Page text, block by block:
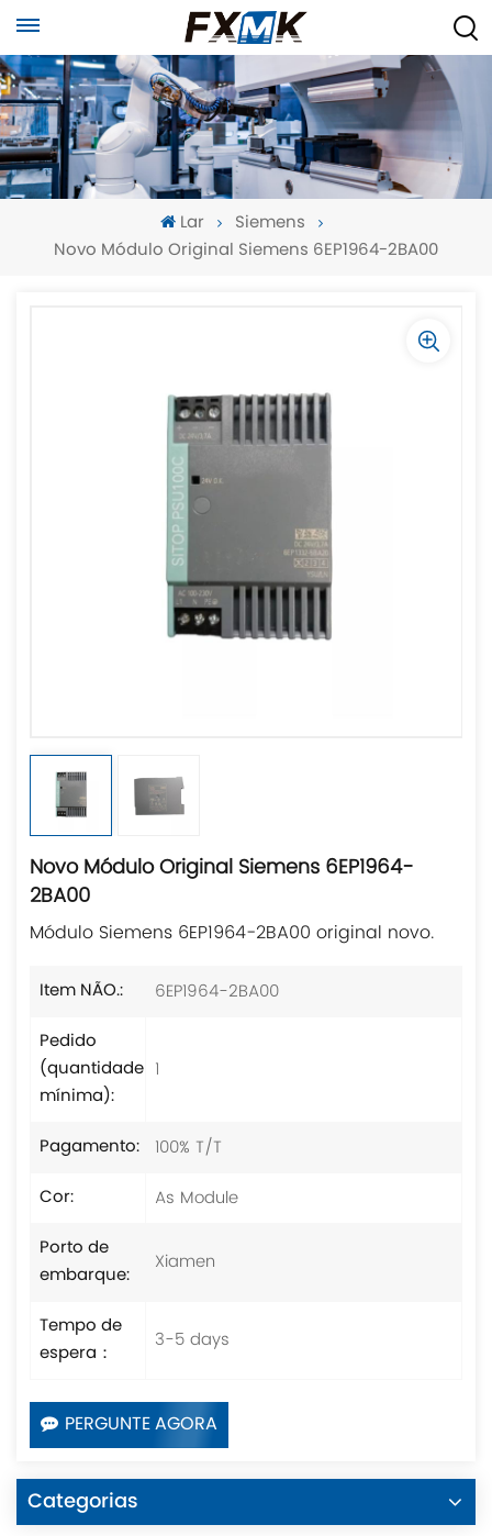
Lar
Siemens
Novo Módulo Original Siemens 6EP1964-2BA00
Novo Módulo Original Siemens 6EP1964-
2BA00
Módulo Siemens 6EP1964-2BA00 original novo.
Item NÃO.:
6EP1964-2BA00
Pedido
(quantidade
mínima):
1
Pagamento: 100% T/T
Cor:
As Module
Porto de
embarque:
Xiamen
Tempo de
espera：
3-5 days
PERGUNTE AGORA
Categorias